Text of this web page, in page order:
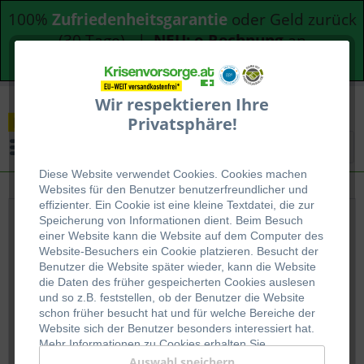
100% Zufriedenheitsgarantie oder Geld zurück
(30 Tage) |NEU: e-Rechnungan
Bundesdienststellen
Wir respektieren Ihre
Privatsphäre!
Diese Website verwendet Cookies. Cookies machen
Websites für den Benutzer benutzerfreundlicher und
effizienter. Ein Cookie ist eine kleine Textdatei, die zur
Speicherung von Informationen dient. Beim Besuch
einer Website kann die Website auf dem Computer des
Website-Besuchers ein Cookie platzieren. Besucht der
Benutzer die Website später wieder, kann die Website
die Daten des früher gespeicherten Cookies auslesen
und so z.B. feststellen, ob der Benutzer die Website
schon früher besucht hat und für welche Bereiche der
Website sich der Benutzer besonders interessiert hat.
Mehr Informationen zu Cookies erhalten Sie
Produkte von Innova
Innova ist der Hersteller von Langzeitnahrungsmitteln
für die Krisenvorsorge mit Sitz in Wörgl/Tirol mit